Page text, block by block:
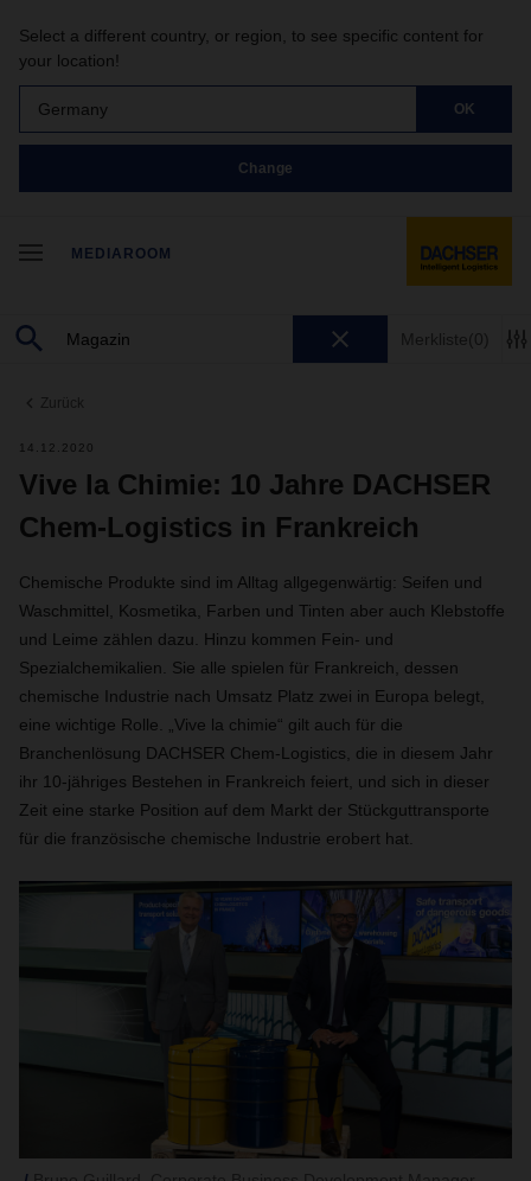
Select a different country, or region, to see specific content for
your location!
Germany OK
Change
MEDIAROOM
Merkliste(0)
Zurück
14.12.2020
Vive la Chimie: 10 Jahre DACHSER
Chem-Logistics in Frankreich
Chemische Produkte sind im Alltag allgegenwärtig: Seifen und
Waschmittel, Kosmetika, Farben und Tinten aber auch Klebstoffe
und Leime zählen dazu. Hinzu kommen Fein- und
Spezialchemikalien. Sie alle spielen für Frankreich, dessen
chemische Industrie nach Umsatz Platz zwei in Europa belegt,
eine wichtige Rolle. „Vive la chimie“ gilt auch für die
Branchenlösung DACHSER Chem-Logistics, die in diesem Jahr
ihr 10-jähriges Bestehen in Frankreich feiert, und sich in dieser
Zeit eine starke Position auf dem Markt der Stückguttransporte
für die französische chemische Industrie erobert hat.